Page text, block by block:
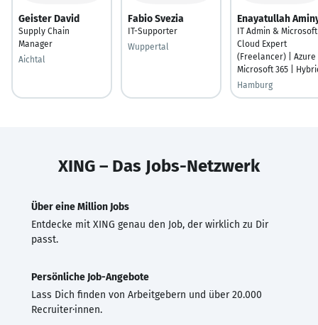
Geister David
Supply Chain
Manager
Aichtal
Fabio Svezia
IT-Supporter
Wuppertal
Enayatullah
IT Admin & Microsoft
Cloud Expert
(Freelancer) |
Microsoft 365 |
Hamburg
XING – Das Jobs-Netzwerk
Über eine Million Jobs
Entdecke mit XING genau den Job, der wirklich zu Dir
passt.
Persönliche Job-Angebote
Lass Dich finden von Arbeitgebern und über 20.000
Recruiter·innen.